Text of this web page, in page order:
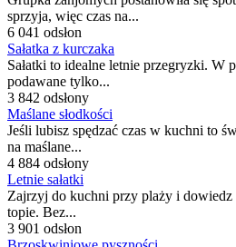
sprzyja, więc czas na...
6 041 odsłon
Sałatka z kurczaka
Sałatki to idealne letnie przegryzki. W
podawane tylko...
3 842 odsłony
Maślane słodkości
Jeśli lubisz spędzać czas w kuchni to
na maślane...
4 884 odsłony
Letnie sałatki
Zajrzyj do kuchni przy plaży i dowiedz
topie. Bez...
3 901 odsłon